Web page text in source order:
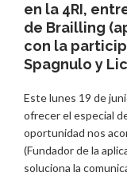
en la 4RI,
de Brailling
con la
Spagnulo y
Este lunes 19 de
ofrecer el especial
oportunidad nos
(Fundador de la
soluciona la